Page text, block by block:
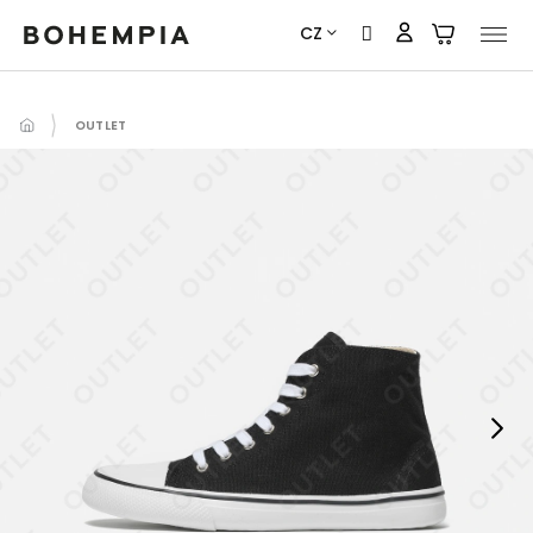
Přejít
obsah
CZ
OUTLET
Next